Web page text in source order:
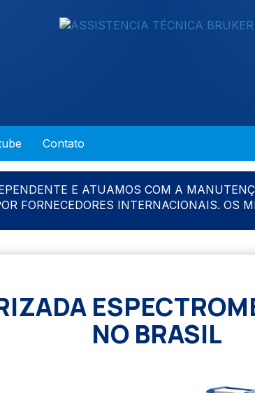
Contato
E ATUAMOS COM A
FORNECEDORES INTERNACIONAIS. OS
NO BRASIL